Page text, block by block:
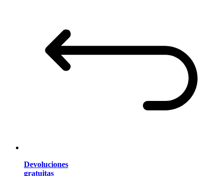
Devoluciones
gratuitas